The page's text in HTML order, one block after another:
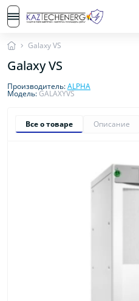
Galaxy VS
Galaxy VS
Производитель:ALPHA
Модель:GALAXYVS
Все о товаре Описание